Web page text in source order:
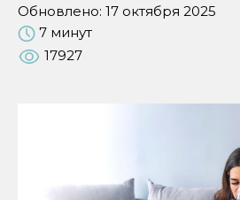
Обновлено: 17 октября 2025
7 минут
17927